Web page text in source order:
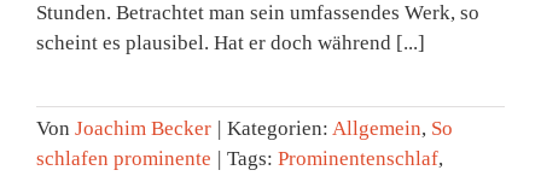
Stunden. Betrachtet man sein umfas­sendes Werk, so
scheint es plausibel. Hat er doch während [...]
Von Joachim Becker | Kategorien: Allgemein, So
schlafen prominente | Tags: Prominentenschlaf,